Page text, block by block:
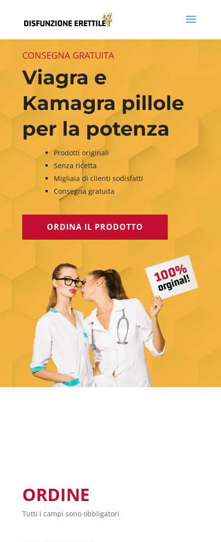
CONSEGNA GRATUITA
Viagra e
Kamagra pillole
per la potenza
Prodotti originali
Senza ricetta
Migliaia di clienti sodisfatti
Consegna gratuita
ORDINA IL PRODOTTO
ORDINE
Tutti i campi sono obbligatori